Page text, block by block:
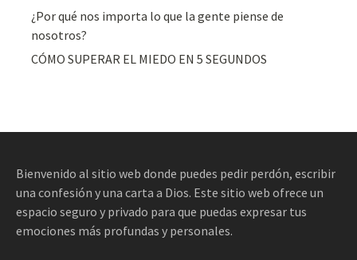
¿Por qué nos importa lo que la gente piense de
nosotros?
CÓMO SUPERAR EL MIEDO EN 5 SEGUNDOS
Bienvenido al sitio web donde puedes pedir perdón, escribir
una confesión y una carta a Dios. Este sitio web ofrece un
espacio seguro y privado para que puedas expresar tus
emociones más profundas y personales.